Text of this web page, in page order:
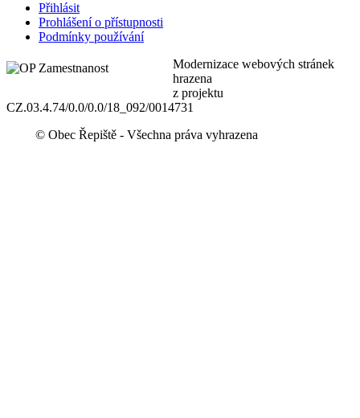
Přihlásit
Prohlášení o přístupnosti
Podmínky používání
Modernizace webových stránek
hrazena
z projektu
CZ.03.4.74/0.0/0.0/18_092/0014731
© Obec Řepiště - Všechna práva vyhrazena